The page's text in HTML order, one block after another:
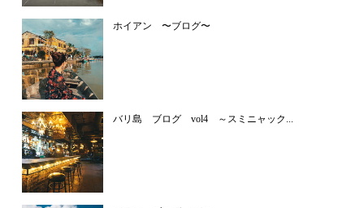
ホイアン 〜ブログ〜
バリ島 ブログ vol4 ～スミニャック...